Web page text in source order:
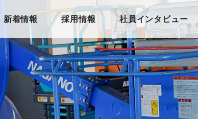
新着情報 採用情報 社員インタビュー